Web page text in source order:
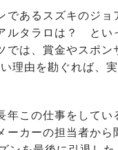
であるスズキのジ
ルタラロは？ とい
は、賞金やスポン
理由を勘ぐれば、
この仕事をしてい
ーカーの担当者か